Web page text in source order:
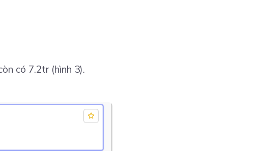
có 7.2tr (hình 3).